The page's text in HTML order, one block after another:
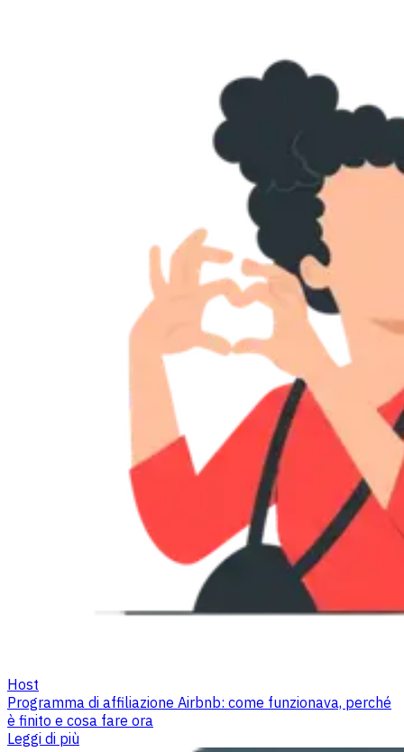
Host
Programma di affiliazione Airbnb: come funzionava, perché
è finito e cosa fare ora
Leggi di più